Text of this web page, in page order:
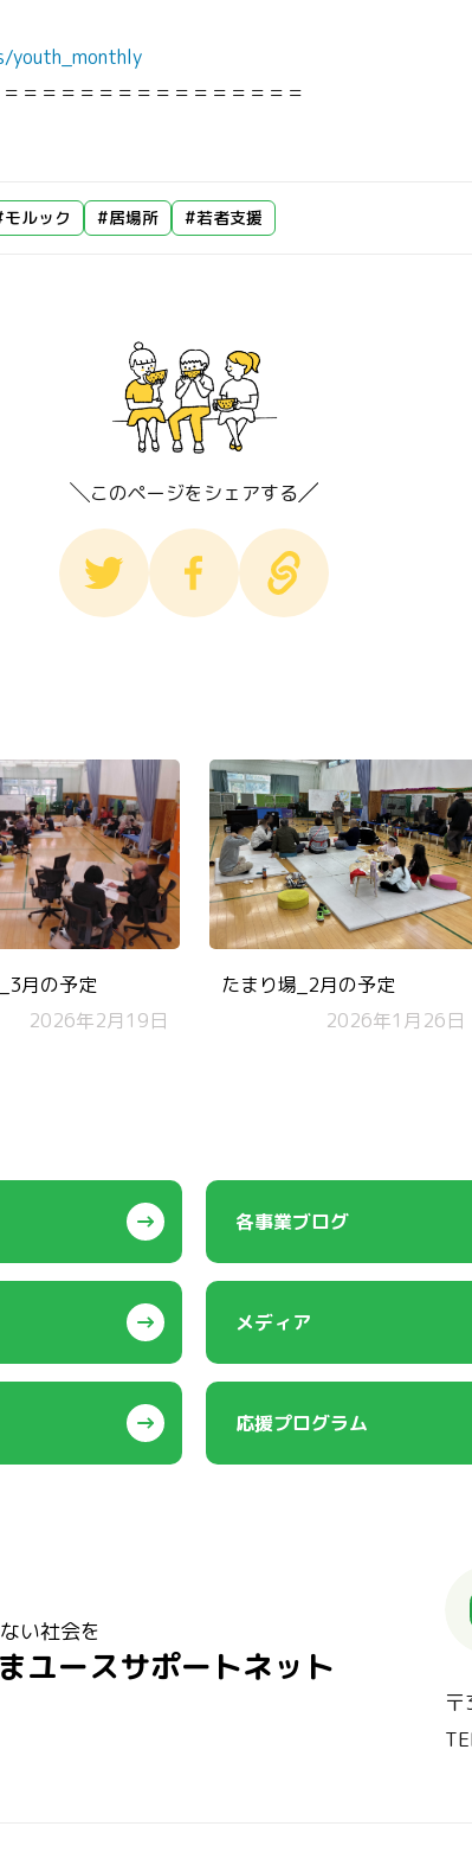
＝＝＝＝＝＝＝＝＝＝＝＝＝＝＝
ルック #居場所 #若者支援
このページをシェアする
月の予定
2026年2月19日
たまり場_2月の予定
2026年1月26日
各事業ブログ
メディア
応援プログラム
い社会を
ユースサポートネット